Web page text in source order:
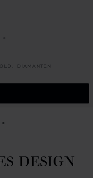
GEHEN 1
DIAMANTEN
6 7
SLIDE 8
TO SLIDE 9
GO TO SLIDE 10
DESIGN